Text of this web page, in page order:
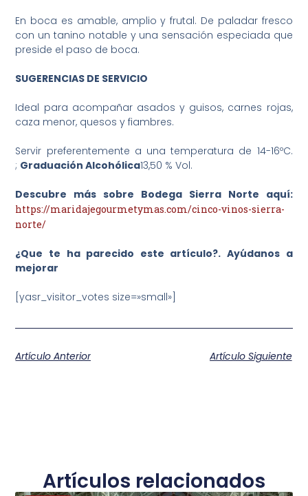
En boca es amable, amplio y frutal. De paladar fresco
con un tanino notable y una sensación especiada que
preside el paso de boca.
SUGERENCIAS DE SERVICIO
Ideal para acompañar asados y guisos, carnes rojas,
caza menor, quesos y fiambres.
Servir preferentemente a una temperatura de 14-16ºC.
; GraduaciónAlcohólica13,50 % Vol.
Descubre más sobre Bodega Sierra Norte aquí:
https://maridajegourmetymas.com/cinco-vinos-sierra-
norte/
¿Que te ha parecido este artículo?. Ayúdanos a
mejorar
[yasr_visitor_votes size=»small»]
Artículo Anterior Artículo Siguiente
Artículos relacionados